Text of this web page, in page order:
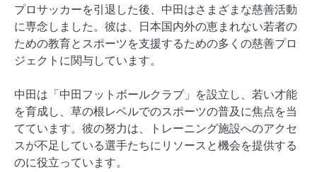
プロサッカーを引退した後、中田はさまざまな慈善活動
に専念しました。彼は、日本国内外の恵まれない若者の
ための教育とスポーツを支援するための多くの慈善プロ
ジェクトに関与しています。
中田は「中田フットボールクラブ」を設立し、若い才能
を育成し、草の根レベルでのスポーツの普及に焦点を当
てています。彼の努力は、トレーニング施設へのアクセ
スが不足している選手たちにリソースと機会を提供する
のに役立っています。